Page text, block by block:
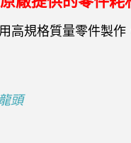
高規格質量零件製
頭